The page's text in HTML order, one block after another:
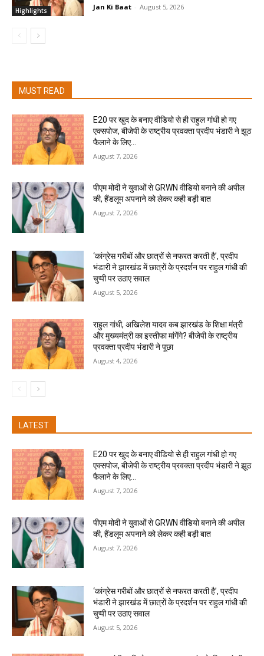
Highlights Jan Ki Baat - August 5, 2026
MUST READ
E20 पर खुद के बनाए वीडियो से ही राहुल गांधी हो गए
एक्सपोज, बीजेपी के राष्ट्रीय प्रवक्ता प्रदीप भंडारी ने झूठ
फैलाने के लिए...
August 7, 2026
पीएम मोदी ने युवाओं से GRWN वीडियो बनाने की अपील
की, हैंडलूम अपनाने को लेकर कही बड़ी बात
August 7, 2026
‘कांग्रेस गरीबों और छात्रों से नफरत करती है’, प्रदीप
भंडारी ने झारखंड में छात्रों के प्रदर्शन पर राहुल गांधी की
चुप्पी पर उठाए सवाल
August 5, 2026
राहुल गांधी, अखिलेश यादव कब झारखंड के शिक्षा मंत्री
और मुख्यमंत्री का इस्तीफा मांगेंगे? बीजेपी के राष्ट्रीय
प्रवक्ता प्रदीप भंडारी ने पूछा
August 4, 2026
LATEST
E20 पर खुद के बनाए वीडियो से ही राहुल गांधी हो गए
एक्सपोज, बीजेपी के राष्ट्रीय प्रवक्ता प्रदीप भंडारी ने झूठ
फैलाने के लिए...
August 7, 2026
पीएम मोदी ने युवाओं से GRWN वीडियो बनाने की अपील
की, हैंडलूम अपनाने को लेकर कही बड़ी बात
August 7, 2026
‘कांग्रेस गरीबों और छात्रों से नफरत करती है’, प्रदीप
भंडारी ने झारखंड में छात्रों के प्रदर्शन पर राहुल गांधी की
चुप्पी पर उठाए सवाल
August 5, 2026